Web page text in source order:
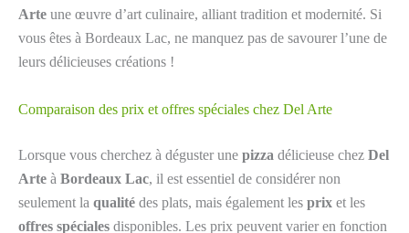
Arte une œuvre d’art culinaire, alliant tradition et modernité. Si
vous êtes à Bordeaux Lac, ne manquez pas de savourer l’une de
leurs délicieuses créations !
Comparaison des prix et offres spéciales chez Del Arte
Lorsque vous cherchez à déguster une pizza délicieuse chez Del
Arte à Bordeaux Lac, il est essentiel de considérer non
seulement la qualité des plats, mais également les prix et les
offres spéciales disponibles. Les prix peuvent varier en fonction